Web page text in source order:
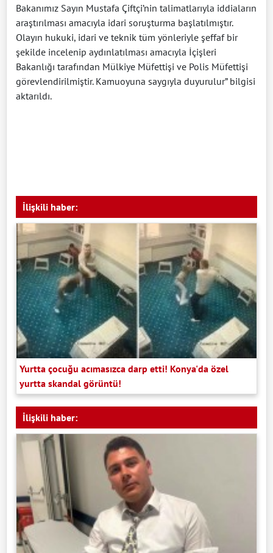
Bakanımız Sayın Mustafa Çiftçi’nin talimatlarıyla iddiaların
araştırılması amacıyla idari soruşturma başlatılmıştır.
Olayın hukuki, idari ve teknik tüm yönleriyle şeffaf bir
şekilde incelenip aydınlatılması amacıyla İçişleri
Bakanlığı tarafından Mülkiye Müfettişi ve Polis Müfettişi
görevlendirilmiştir. Kamuoyuna saygıyla duyurulur” bilgisi
aktarıldı.
İlişkili haber:
Yurtta çocuğu acımasızca darp etti! Konya'da özel
yurtta skandal görüntü!
İlişkili haber: